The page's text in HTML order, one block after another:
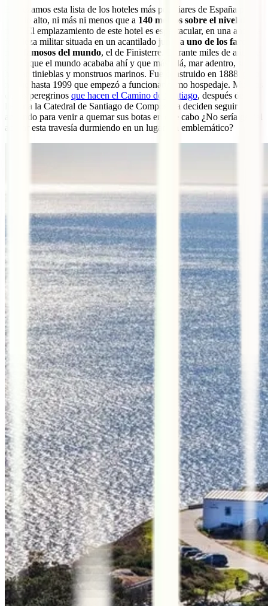
Empezamos esta lista de los hoteles más peculiares de España por
todo lo alto, ni más ni menos que a 140 metros sobre el nivel del
. El emplazamiento de este hotel es espectacular, en una antigua
fortaleza militar situada en un acantilado junto a uno de los faros
más famosos del mundo, el de Finisterre. Durante miles de años se
pensó que el mundo acababa ahí y que más allá, mar adentro, solo
habían tinieblas y monstruos marinos. Fue construido en 1888, pero
no fue hasta 1999 que empezó a funcionar como hospedaje. Muchos
de los peregrinos que hacen el Camino de Santiago, después de
llegar a la Catedral de Santiago de Compostela deciden seguir
andando para venir a quemar sus botas en este cabo ¿No sería genial
acabar esta travesía durmiendo en un lugar tan emblemático?